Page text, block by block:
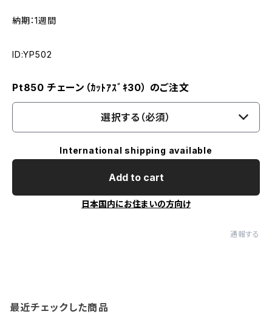
納期：1週間
ID:YP502
Pt850 チェーン（ｶｯﾄｱｽﾞｷ30） のご注文
選択する（必須）
International shipping available
Add to cart
日本国内にお住まいの方向け
通報する
最近チェックした商品